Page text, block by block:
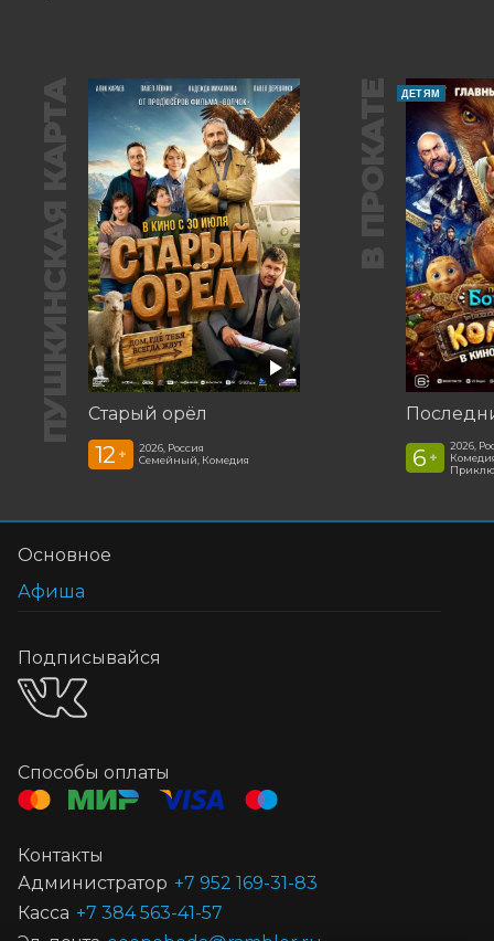
ПУШКИНСКАЯ КАРТА Старый орёл
12 +
2026, Россия
Семейный, Комедия
В ПРОКАТЕ ДЕТЯМ
6 +
2026,
Основное
Афиша
Подписывайся
Способы оплаты
Контакты
Администратор +7 952 169-31-83
Касса +7 384 563-41-57